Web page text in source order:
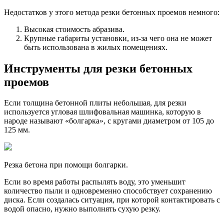
Недостатков у этого метода резки бетонных проемов немного:
Высокая стоимость абразива.
Крупные габариты установки, из-за чего она не может
быть использована в жилых помещениях.
Инструменты для резки бетонных
проемов
Если толщина бетонной плиты небольшая, для резки
используется угловая шлифовальная машинка, которую в
народе называют «болгарка», с кругами диаметром от 105 до
125 мм.
Резка бетона при помощи болгарки.
Если во время работы распылять воду, это уменьшит
количество пыли и одновременно способствует сохранению
диска. Если создалась ситуация, при которой контактировать с
водой опасно, нужно выполнять сухую резку.